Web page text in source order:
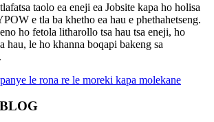
taolo ea eneji ea Jobsite kapa ho holisa
e tla ba khetho ea hau e phethahetseng.
ho fetola litharollo tsa hau tsa eneji, ho
hau, le ho khanna boqapi bakeng sa